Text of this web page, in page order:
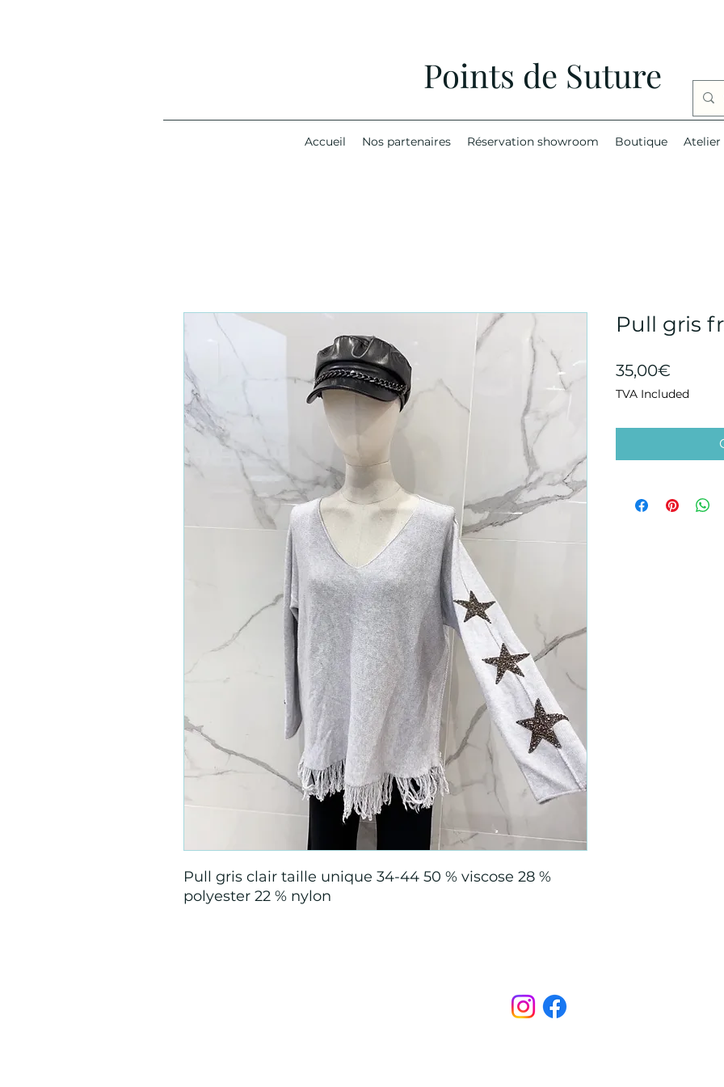
Points de Suture
Accueil Nos partenaires Réservation showroom Boutique Atelier
Pull gris clair taille unique 34-44 50 % viscose 28 %
polyester 22 % nylon
Pull gris
35,00€
TVA Included